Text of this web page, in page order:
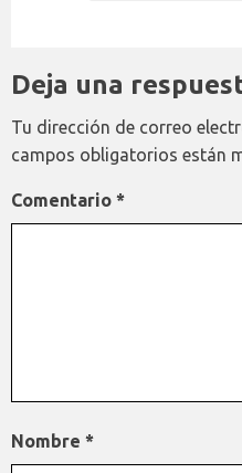
Deja una
Tu dirección de correo
campos obligatorios están
Comentario *
Nombre *